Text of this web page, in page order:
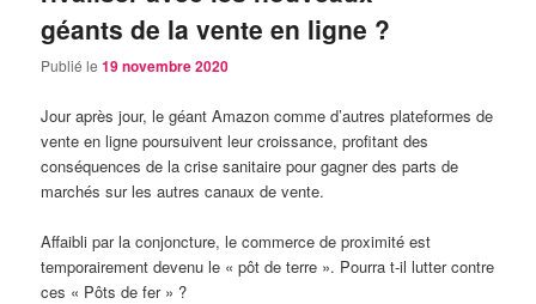
géants de la vente en ligne ?
Publié le19 novembre 2020
Jour après jour, le géant Amazon comme d’autres plateformes de
vente en ligne poursuivent leur croissance, profitant des
conséquences de la crise sanitaire pour gagner des parts de
marchés sur les autres canaux de vente.
Affaibli par la conjoncture, le commerce de proximité est
temporairement devenu le « pôt de terre ». Pourra t-il lutter contre
ces « Pôts de fer » ?